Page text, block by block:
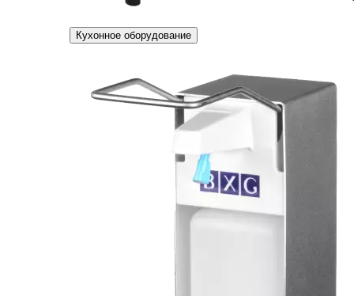
Кухонное оборудование